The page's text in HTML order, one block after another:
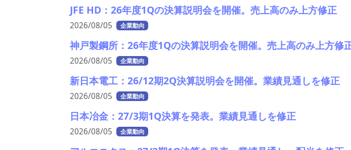
JFE HD：26年度1Qの決算説明会を開催。売上高のみ上方修正
2026/08/05 企業動向
神戸製鋼所：26年度1Qの決算説明会を開催。売上高のみ上方修
2026/08/05 企業動向
新日本電工：26/12期2Q決算説明会を開催。業績見通しを修正
2026/08/05 企業動向
日本冶金：27/3期1Q決算を発表。業績見通しを修正
2026/08/05 企業動向